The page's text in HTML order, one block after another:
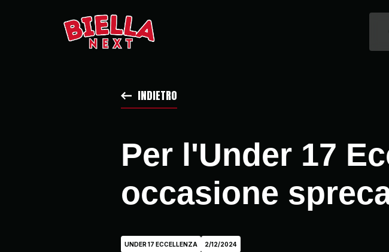
INDIETRO
Per l'Under 17
occasione
UNDER 17 ECCELLENZA 2/12/2024